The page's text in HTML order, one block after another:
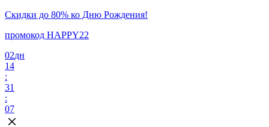
Скидки до 80% ко Дню Рождения!
промокод HAPPY22
02дн
14
:
31
:
07